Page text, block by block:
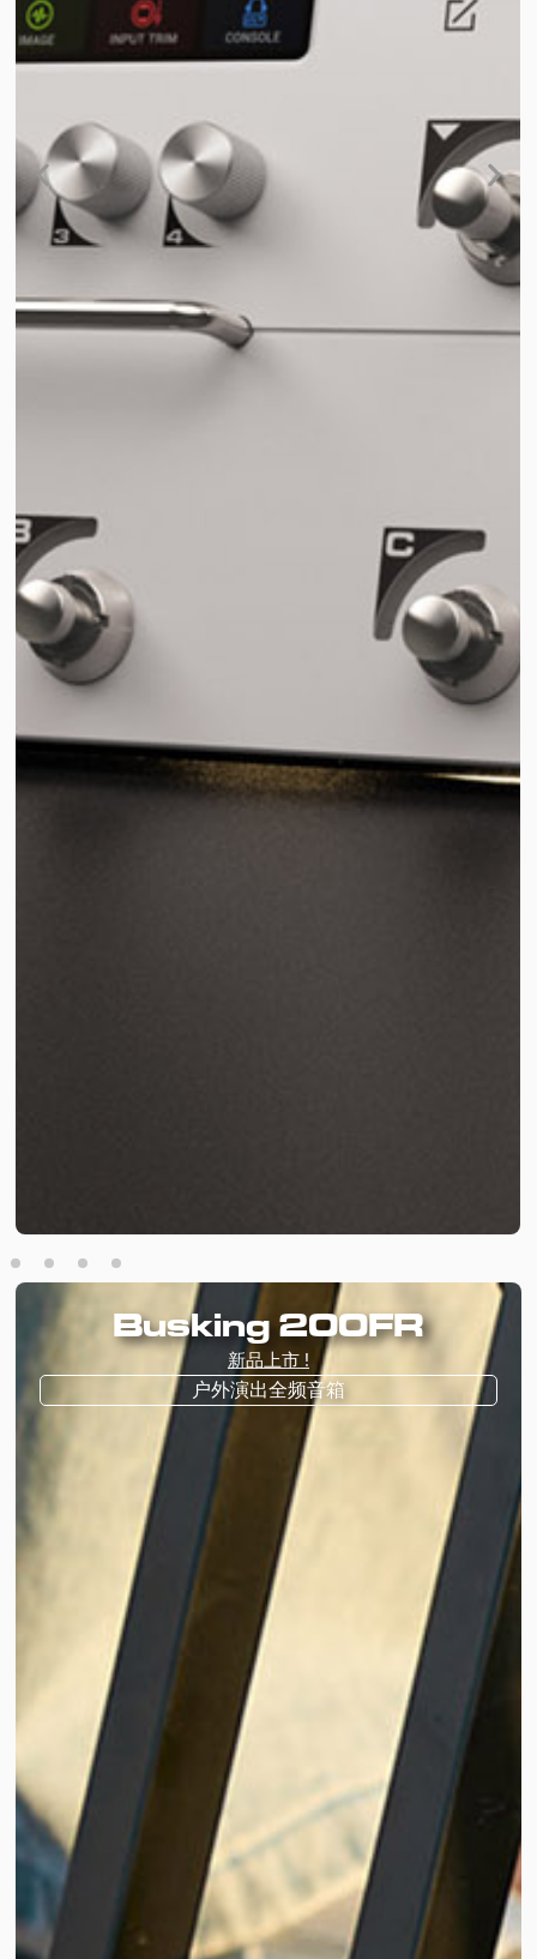
Busking 200FR
新品上市 !
户外演出全频音箱